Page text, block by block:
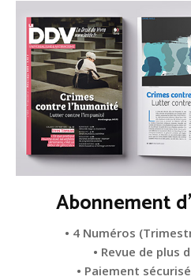
Abonnement
• 4 Numéros
• Revue de plus
• Paiement